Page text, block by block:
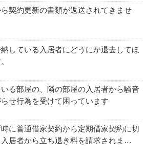
ら契約更新の書類が返送されてきませ
している入居者にどうにか退去してほ
る部屋の、隣の部屋の入居者から騒音
せ行為を受けて困っています
に普通借家契約から定期借家契約に切
入居者から立ち退き料を請求されま…